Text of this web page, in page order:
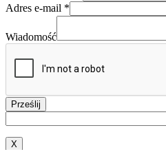
*
*
Adres e-mail *
Wiadomość
Prześlij
X